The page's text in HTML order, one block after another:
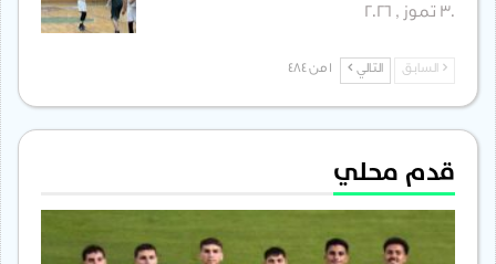
30 تموز , 2026
السابق التالي
قدم محلي